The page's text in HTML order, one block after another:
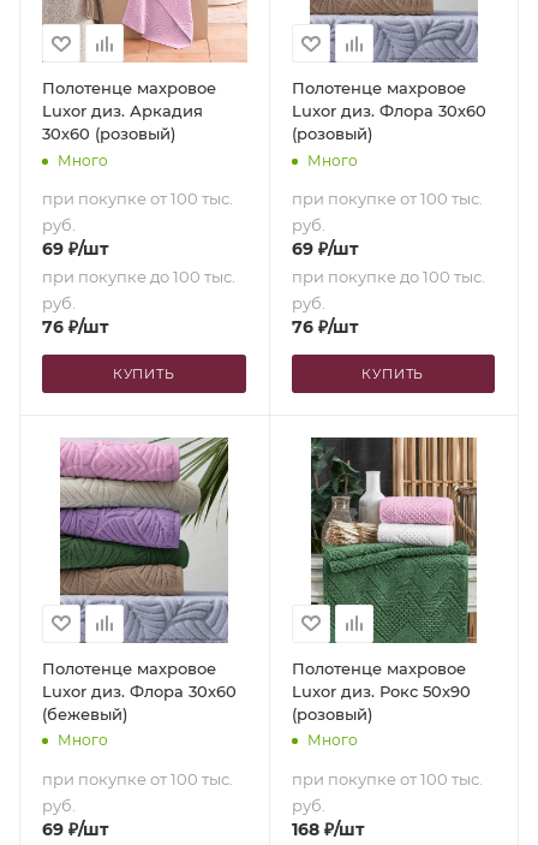
Полотенце махровое
Luxor диз. Аркадия
30х60 (розовый)
Много
при покупке от 100 тыс.
руб.
69 ₽/шт
при покупке до 100 тыс.
руб.
76 ₽/шт
КУПИТЬ
Полотенце махровое
Luxor диз. Флора 30х60
(розовый)
Много
при покупке от 100 тыс.
руб.
69₽/шт
при покупке до 100 тыс.
руб.
76₽/шт
КУПИТЬ
Полотенце махровое
Luxor диз. Флора 30х60
(бежевый)
Много
при покупке от 100 тыс.
руб.
69 ₽/шт
Полотенце махровое
Luxor диз. Рокс 50х90
(розовый)
Много
при покупке от 100 тыс.
руб.
168₽/шт